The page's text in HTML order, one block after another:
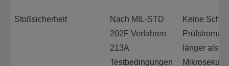
Stoßsicherheit
Nach MIL-STD
202F Verfahren
213A
Testbedingungen
Keine
länger als 10